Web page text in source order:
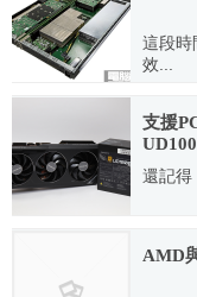
這段時
效...
2012.02.01
支援
分享
還記得
AMD